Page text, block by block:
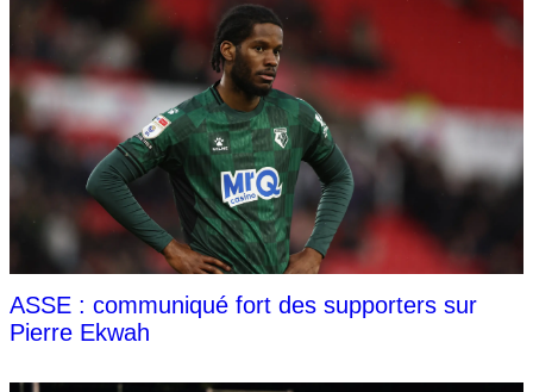
ASSE : communiqué fort des supporters sur
Pierre Ekwah